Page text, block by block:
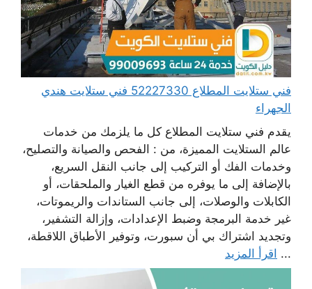
فني ستلايت المطلاع 52227330 فني ستلايت هندي
الجهراء
يقدم فني ستلايت المطلاع كل ما يلزمك من خدمات
عالم الستلايت المميزة، من : الفحص والصيانة والتصليح،
وخدمات الفك أو التركيب إلى جانب النقل السريع،
بالإضافة إلى ما يوفره من قطع الغيار والملحقات، أو
الكابلات والوصلات، إلى جانب الستاندات والريموتات،
غير خدمة البرمجة وضبط الإعدادات، وإزالة التشفير،
وتجديد اشتراك بي أن سبورت، وتوفير الأطباق اللاقطة،
... اقرأ المزيد